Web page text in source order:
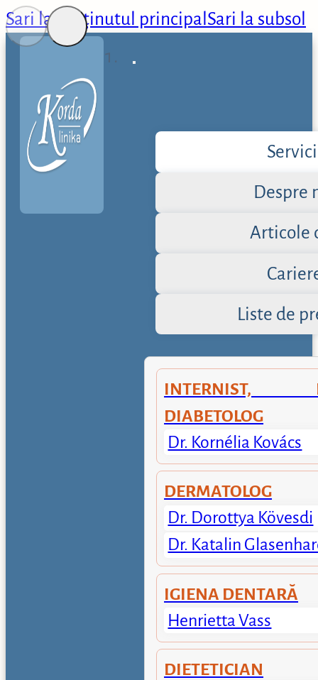
Sari la conținutul principalSari la subsol
Despre
Articole
Liste de
INTERNIST,
DIABETOLOG
Dr. Kornélia Kovács
DERMATOLOG
Dr. Dorottya Kövesdi
Dr. Katalin
IGIENA DENTARĂ
Henrietta Vass
DIETETICIAN